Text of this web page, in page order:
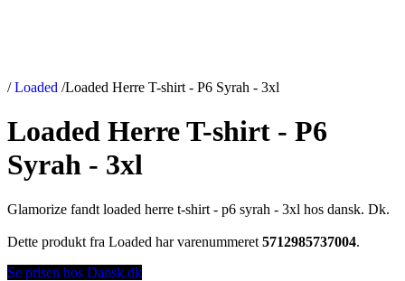
/ Loaded /Loaded Herre T-shirt - P6 Syrah - 3xl
Loaded Herre T-shirt - P6
Syrah - 3xl
Glamorize fandt loaded herre t-shirt - p6 syrah - 3xl hos dansk. Dk.
Dette produkt fra Loaded har varenummeret 5712985737004.
Se prisen hos Dansk.dk